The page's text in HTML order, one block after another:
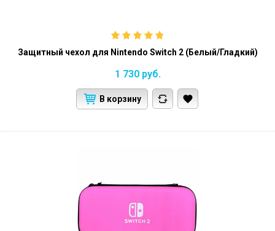
Защитный чехол для Nintendo Switch 2 (Белый/Гладкий)
1 730 руб.
В корзину